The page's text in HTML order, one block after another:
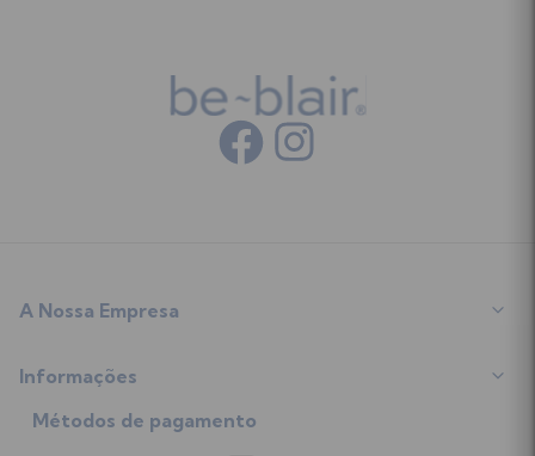
A Nossa Empresa
Programa de Fidelização
Contacte-nos
Informações
Termos e Condições
Métodos de pagamento